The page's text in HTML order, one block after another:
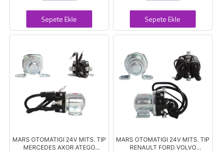
Sepete Ekle Sepete Ekle
MARS OTOMATIGI 24V MITS. TIP
MERCEDES AXOR ATEGO
MARS OTOMATIGI 24V MITS. TIP
RENAULT FORD VOLVO